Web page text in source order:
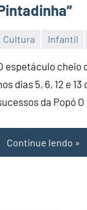
Cultura Infantil
espetáculo cheio
dias 5, 6, 12 e
da Popó
Continue lendo